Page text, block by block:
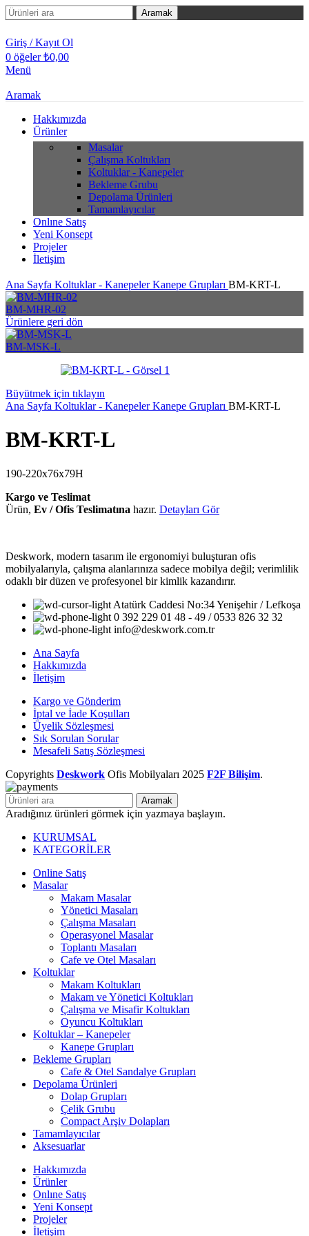
Aramak
Giriş / Kayıt Ol
0 öğeler ₺0,00
Menü
Aramak
Hakkımızda
Ürünler
Masalar
Çalışma Koltukları
Koltuklar - Kanepeler
Bekleme Grubu
Depolama Ürünleri
Tamamlayıcılar
Onlıne Satış
Yeni Konsept
Projeler
İletişim
Ana Sayfa Koltuklar - KanepelerKanepe Grupları BM-KRT-L
BM-MHR-02
Ürünlere geri dön
BM-MSK-L
Büyütmek için tıklayın
Ana Sayfa Koltuklar - KanepelerKanepe Grupları BM-KRT-L
BM-KRT-L
190-220x76x79H
Kargo ve Teslimat
Ürün, Ev / Ofis Teslimatına hazır. Detayları Gör
Deskwork, modern tasarım ile ergonomiyi buluşturan ofis
mobilyalarıyla, çalışma alanlarınıza sadece mobilya değil; verimlilik
odaklı bir düzen ve profesyonel bir kimlik kazandırır.
Atatürk Caddesi No:34 Yenişehir / Lefkoşa
0 392 229 01 48 - 49 / 0533 826 32 32
info@deskwork.com.tr
Ana Sayfa
Hakkımızda
İletişim
Kargo ve Gönderim
İptal ve İade Koşulları
Üyelik Sözleşmesi
Sık Sorulan Sorular
Mesafeli Satış Sözleşmesi
Copyrights Deskwork Ofis Mobilyaları 2025 F2F Bilişim.
Aramak
Aradığınız ürünleri görmek için yazmaya başlayın.
KURUMSAL
KATEGORİLER
Online Satış
Masalar
Makam Masalar
Yönetici Masaları
Çalışma Masaları
Operasyonel Masalar
Toplantı Masaları
Cafe ve Otel Masaları
Koltuklar
Makam Koltukları
Makam ve Yönetici Koltukları
Çalışma ve Misafir Koltukları
Oyuncu Koltukları
Koltuklar – Kanepeler
Kanepe Grupları
Bekleme Grupları
Cafe & Otel Sandalye Grupları
Depolama Ürünleri
Dolap Grupları
Çelik Grubu
Compact Arşiv Dolapları
Tamamlayıcılar
Aksesuarlar
Hakkımızda
Ürünler
Onlıne Satış
Yeni Konsept
Projeler
İletişim